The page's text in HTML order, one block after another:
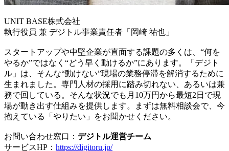
UNIT BASE株式会社
執行役員 兼 デジトル事業責任者「岡崎 祐也」
スタートアップや中堅企業が直面する課題の多くは、“何を
やるか”ではなく“どう早く動けるか”にあります。「デジト
ル」は、そんな“動けない”現場の業務停滞を解消するために
生まれました。専門人材の採用に踏み切れない、あるいは兼
務で回している。そんな状況でも月10万円から最短2日で現
場が動き出す仕組みを提供します。まずは無料相談会で、今
抱えている「やりたい」をお聞かせください。
お問い合わせ窓口： デジトル運営チーム
サービスHP： https://digitoru.jp/